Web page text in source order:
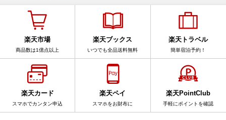
楽天市場
商品数は1億点以上
楽天ブックス
いつでも全品送料無料
楽天トラベル
簡単宿泊予約！
楽天カード
スマホでカンタン申込
楽天ペイ
スマホをお財布に
楽天PointClub
手軽にポイントを確認